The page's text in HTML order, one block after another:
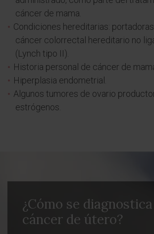
cáncer de mama.
Condiciones hereditarias:
cáncer colorrectal hereditario no
(Lynch tipo II).
Historia personal de cáncer de
Hiperplasia endometrial.
Algunos tumores de ovario
estrógenos.
¿Cómo se
cáncer de útero?